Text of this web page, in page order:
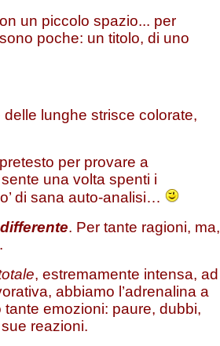
un piccolo spazio... per
poche: un titolo, di uno
lunghe strisce colorate,
per provare a
una volta spenti i
di sana auto-analisi…
differente. Per tante ragioni, ma,
, estremamente intensa, ad
abbiamo l’adrenalina a
emozioni: paure, dubbi,
reazioni.